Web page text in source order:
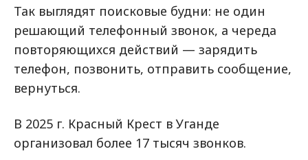
Так выглядят поисковые будни: не один
решающий телефонный звонок, а череда
повторяющихся действий — зарядить
телефон, позвонить, отправить сообщение,
вернуться.
В 2025 г. Красный Крест в Уганде
организовал более 17 тысяч звонков.